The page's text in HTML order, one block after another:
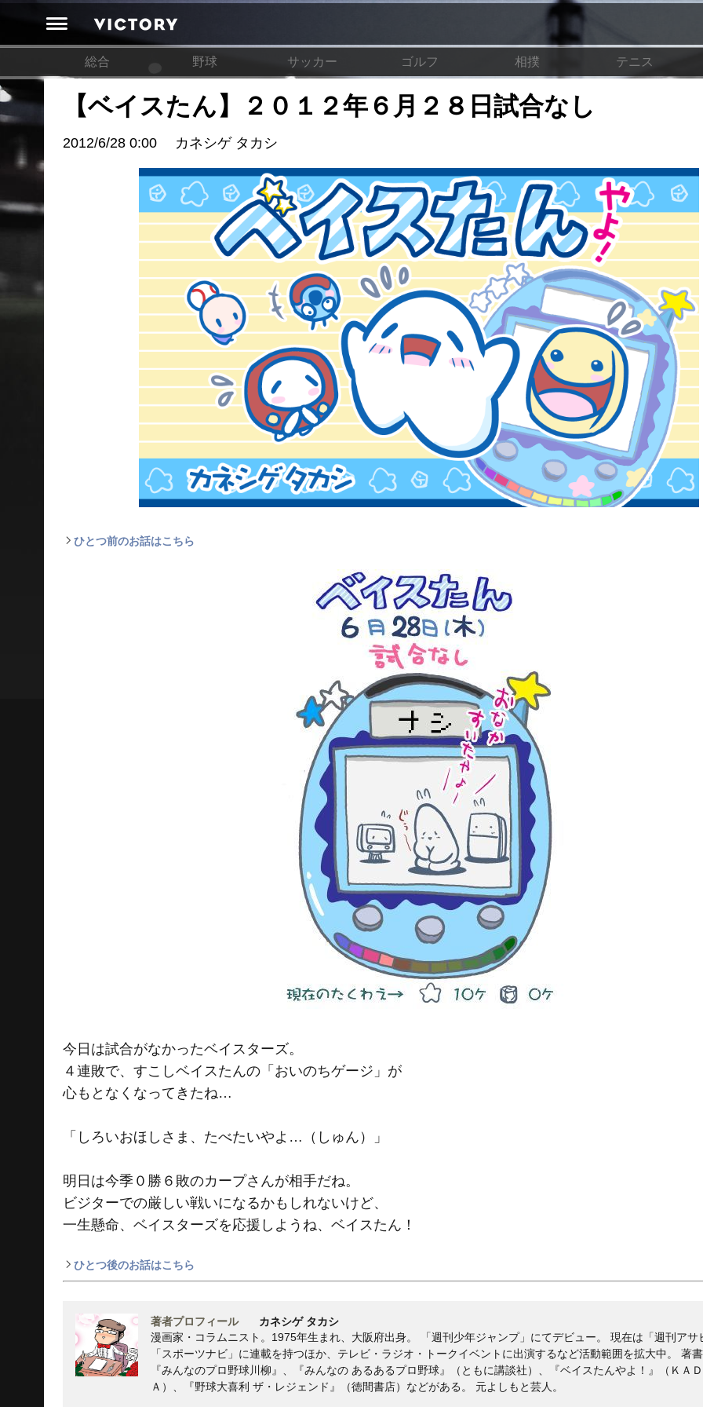
総合 野球 サッカー ゴルフ 相撲 テニス
【ベイスたん】２０１２年６月２８日試合なし
2012/6/28 0:00 カネシゲ タカシ
ひとつ前のお話はこちら
今日は試合がなかったベイスターズ。
４連敗で、すこしベイスたんの「おいのちゲージ」が
心もとなくなってきたね…
「しろいおほしさま、たべたいやよ…（しゅん）」
明日は今季０勝６敗のカープさんが相手だね。
ビジターでの厳しい戦いになるかもしれないけど、
一生懸命、ベイスターズを応援しようね、ベイスたん！
ひとつ後のお話はこちら
著者プロフィール
カネシゲ タカシ
漫画家・コラムニスト。1975年生まれ、大阪府出身。 「週刊少年ジャンプ」にてデビュー。 現在は「週刊アサ
「スポーツナビ」に連載を持つほか、テレビ・ラジオ・トークイベントに出演するなど活動範囲を拡大中。 著
『みんなのプロ野球川柳』、『みんなの あるあるプロ野球』（ともに講談社）、『ベイスたんやよ！』（ＫＡ
Ａ）、『野球大喜利 ザ・レジェンド』（徳間書店）などがある。 元よしもと芸人。